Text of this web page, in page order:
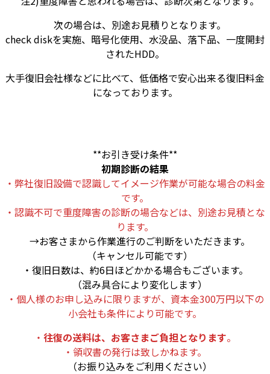
次の場合は、別途お見積りとなります。
check diskを実施、暗号化使用、水没品、落下品、一度開封
されたHDD。
大手復旧会社様などに比べて、低価格で安心出来る復旧料金
になっております。
**お引き受け条件**
初期診断の結果
・弊社復旧設備で認識してイメージ作業が可能な場合の料金
です。
・認識不可で重度障害の診断の場合などは、別途お見積とな
ります。
→お客さまから作業進行のご判断をいただきます。
（キャンセル可能です）
・復旧日数は、約6日ほどかかる場合もございます。
（混み具合により変化します）
・個人様のお申し込みに限りますが、資本金300万円以下の
小会社も条件により可能です。
・ 往復の送料は、お客さまご負担となります。
・領収書の発行は致しかねます。
（お振り込みをご利用ください）